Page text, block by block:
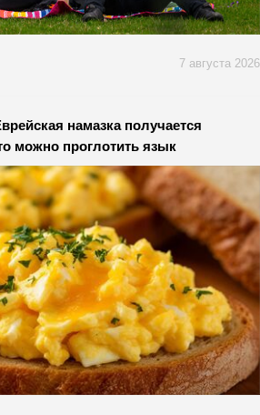
7 августа 2026
намазка получается
можно проглотить язык